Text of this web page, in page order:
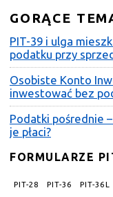
GORĄCE
PIT-39 i ulga
podatku przy
Osobiste Konto
inwestować bez
Podatki pośrednie
je płaci?
FORMULARZE
PIT-28 PIT-36 PIT-36L